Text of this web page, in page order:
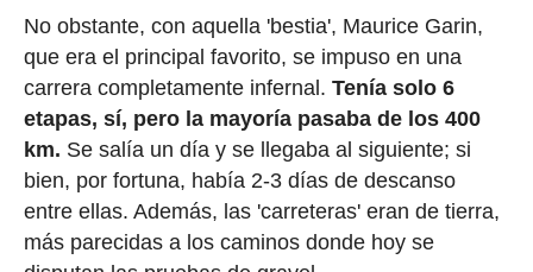
No obstante, con aquella 'bestia', Maurice Garin,
que era el principal favorito, se impuso en una
carrera completamente infernal. Tenía solo 6
etapas, sí, pero la mayoría pasaba de los 400
km. Se salía un día y se llegaba al siguiente; si
bien, por fortuna, había 2-3 días de descanso
entre ellas. Además, las 'carreteras' eran de tierra,
más parecidas a los caminos donde hoy se